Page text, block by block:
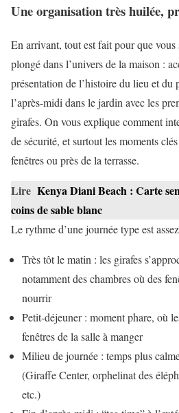
Une organisation très huilée,
En arrivant, tout est fait pour que vous
plongé dans l’univers de la maison :
présentation de l’histoire du lieu et du
l’après-midi dans le jardin avec les
girafes. On vous explique comment
de sécurité, et surtout les moments
fenêtres ou près de la terrasse.
Lire Kenya Diani Beach : Carte
coins de sable blanc
Le rythme d’une journée type est
Très tôt le matin : les girafes
notamment des chambres où des
nourrir
Petit-déjeuner : moment phare, où
fenêtres de la salle à manger
Milieu de journée : temps plus
(Giraffe Center, orphelinat des
etc.)